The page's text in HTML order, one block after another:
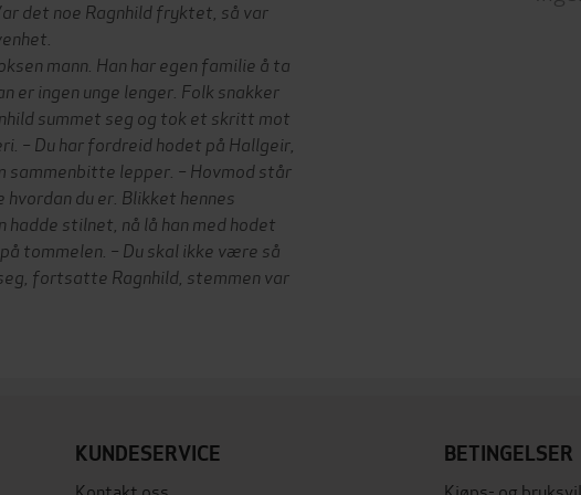
det noe Ragnhild fryktet, så var
mann. Han har egen familie å ta
er ingen unge lenger. Folk snakker
summet seg og tok et skritt mot
– Du har fordreid hodet på Hallgeir,
sammenbitte lepper. – Hovmod står
du er. Blikket hennes
stilnet, nå lå han med hodet
tommelen. – Du skal ikke være så
fortsatte Ragnhild, stemmen var
KUNDESERVICE
Kontakt oss
BETINGELSER
Kjøps- og